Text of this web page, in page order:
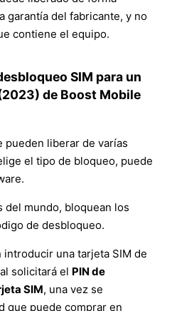
garantía del fabricante, y no
contiene el equipo.
SIM para un
de Boost Mobile
pueden liberar de varías
el tipo de bloqueo, puede
del mundo, bloquean los
de desbloqueo.
introducir una tarjeta SIM de
solicitará el PIN de
SIM, una vez se
que puede comprar en